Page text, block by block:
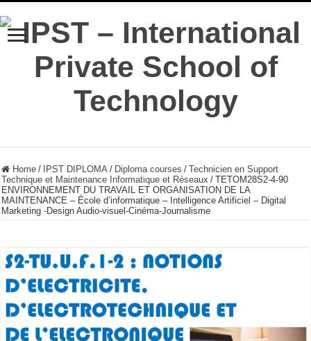
Home / IPST DIPLOMA / Diploma courses / Technicien en Support
Technique et Maintenance Informatique et Réseaux / TETOM28S2-4-90
ENVIRONNEMENT DU TRAVAIL ET ORGANISATION DE LA
MAINTENANCE – École d’informatique – Intelligence Artificiel – Digital
Marketing -Design Audio-visuel-Cinéma-Journalisme